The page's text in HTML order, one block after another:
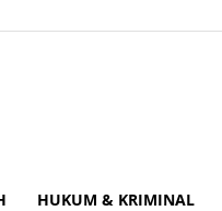
HUKUM & KRIMINAL